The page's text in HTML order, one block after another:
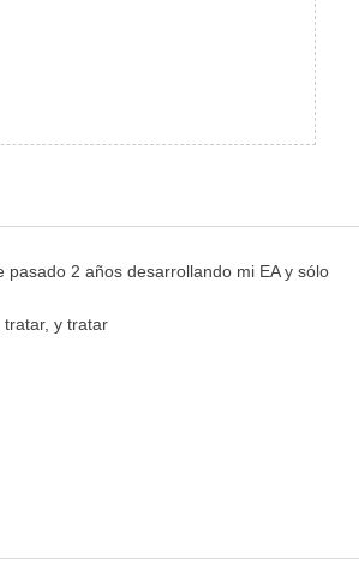
2 años desarrollando mi EA y sólo
y tratar